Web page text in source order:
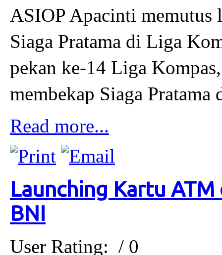
ASIOP Apacinti memutus
Siaga Pratama di Liga
pekan ke-14 Liga
membekap Siaga
Read more...
Launching Kartu
BNI
User Rating: / 0